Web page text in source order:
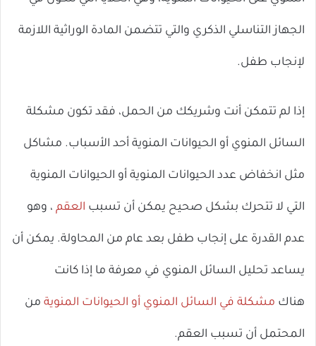
الجهاز التناسلي الذكري والتي تتضمن المادة الوراثية اللازمة
لإنجاب طفل.
إذا لم تتمكن أنت وشريكك من الحمل، فقد تكون مشكلة
السائل المنوي أو الحيوانات المنوية أحد الأسباب. مشاكل
مثل انخفاض عدد الحيوانات المنوية أو الحيوانات المنوية
التي لا تتحرك بشكل صحيح يمكن أن تسبب العقم ، وهو
عدم القدرة على إنجاب طفل بعد عام من المحاولة. يمكن أن
يساعد تحليل السائل المنوي في معرفة ما إذا كانت
هناك مشكلة في السائل المنوي أو الحيوانات المنوية من
المحتمل أن تسبب العقم.